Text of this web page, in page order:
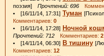
поэзия] Прочтений: 696
• [16/11/14, 17:31] Туман
Комментариев: 0
• [16/11/14, 17:28] Ночной
Прочтений: 712 Комментариев: 2
• [14/11/14, 06:30] В тишину
Комментариев: 12